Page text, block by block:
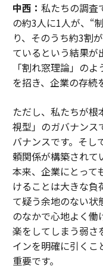
中西： 私たちの調査
の約3人に1人が、“
り、そのうち約3割
ているという結果が
「割れ窓理論」の
を招き、企業の存続
ただし、私たちが
視型」のガバナンス
バナンスです。そし
頼関係が構築されて
本来、企業にとって
けることは大きな負
て疑う余地のない
のなかで心地よく働
楽をしてしまう弱さ
インを明確に引くこ
重要です。